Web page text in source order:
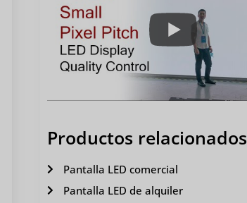
Productos relacionados
Pantalla LED comercial
Pantalla LED de alquiler